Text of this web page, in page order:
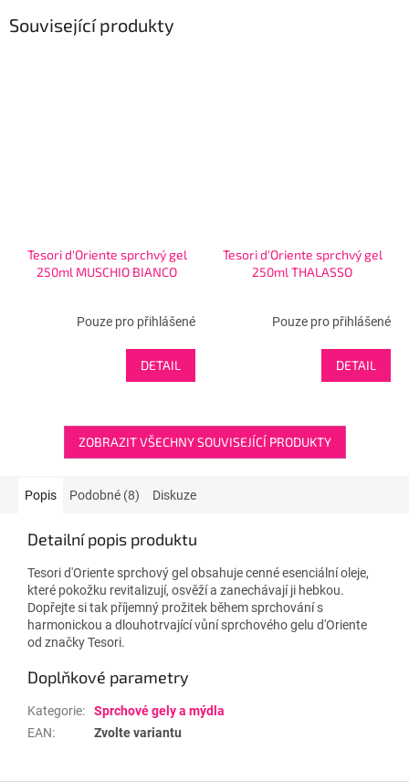
Související produkty
Tesori d'Oriente sprchvý gel
250ml MUSCHIO BIANCO
Pouze pro přihlášené
DETAIL
Tesori d'Oriente sprchvý gel
250ml THALASSO
Pouze pro přihlášené
DETAIL
ZOBRAZIT VŠECHNY SOUVISEJÍCÍ PRODUKTY
Popis Podobné (8) Diskuze
Detailní popis produktu
Tesori d'Oriente sprchový gel obsahuje cenné esenciální oleje,
které pokožku revitalizují, osvěží a zanechávají ji hebkou.
Dopřejte si tak příjemný prožitek během sprchování s
harmonickou a dlouhotrvající vůní sprchového gelu d'Oriente
od značky Tesori.
Doplňkové parametry
Kategorie:
Sprchové gely a mýdla
EAN: Zvolte variantu